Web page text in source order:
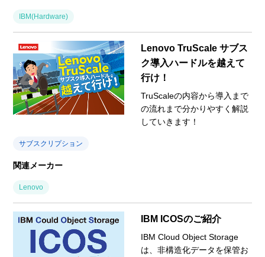
IBM(Hardware)
Lenovo TruScale サブス
ク導入ハードルを越えて
行け！
TruScaleの内容から導入まで
の流れまで分かりやすく解説
していきます！
サブスクリプション
関連メーカー
Lenovo
IBM ICOSのご紹介
IBM Cloud Object Storage
は、非構造化データを保管お